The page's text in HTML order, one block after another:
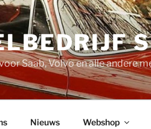
Saab, Volvo en alle andere
Nieuws Webshop